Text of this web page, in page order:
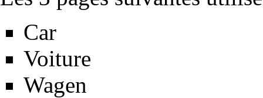
Car
Voiture
Wagen